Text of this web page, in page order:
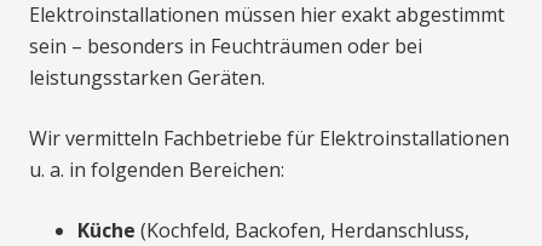
Elektroinstallationen müssen hier exakt abgestimmt
sein – besonders in Feuchträumen oder bei
leistungsstarken Geräten.
Wir vermitteln Fachbetriebe für Elektroinstallationen
u. a. in folgenden Bereichen:
Küche (Kochfeld, Backofen, Herdanschluss,